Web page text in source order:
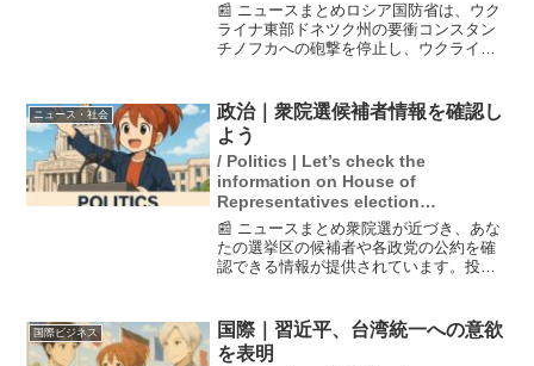
📰 ニュースまとめロシア国防省は、ウク
ライナ東部ドネツク州の要衝コンスタン
チノフカへの砲撃を停止し、ウクライナ
スキー大統領はこの提案を否定してお
り、国際社会の関心が高ま...
ニュース・社会
政治｜衆院選候補者情報を確認し
よう
/ Politics | Let’s check the
information on House of
Representatives election
candidates.
📰 ニュースまとめ衆院選が近づき、あな
たの選挙区の候補者や各政党の公約を確
認できる情報が提供されています。投開
います。また、野党の候補者も多く、約8
割が競合する状況...
国際ビジネス
国際｜習近平、台湾統一への意欲
を表明